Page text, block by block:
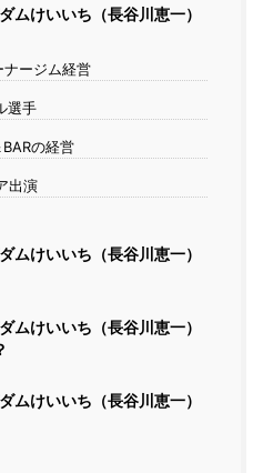
ムけいいち（長谷川恵一）
ナージム経営
選手
の経営
出演
ムけいいち（長谷川恵一）
ムけいいち（長谷川恵一）
ムけいいち（長谷川恵一）